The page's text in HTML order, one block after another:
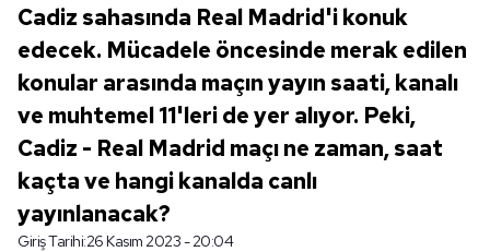
Cadiz sahasında Real Madrid'i konuk
edecek. Mücadele öncesinde merak edilen
konular arasında maçın yayın saati, kanalı
ve muhtemel 11'leri de yer alıyor. Peki,
Cadiz - Real Madrid maçı ne zaman, saat
kaçta ve hangi kanalda canlı
yayınlanacak?
Giriş Tarihi:26 Kasım 2023 - 20:04